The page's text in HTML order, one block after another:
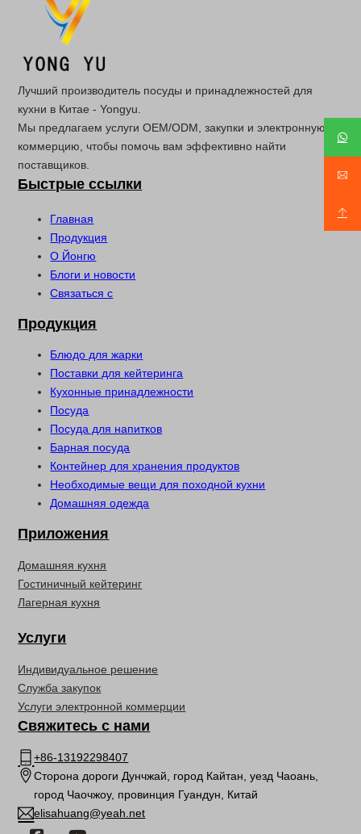
Лучший производитель посуды и принадлежностей для
кухни в Китае - Yongyu.
Мы предлагаем услуги OEM/ODM, закупки и электронную
коммерцию, чтобы помочь вам эффективно найти
поставщиков.
Быстрые ссылки
Главная
Продукция
О Йонгю
Блоги и новости
Связаться с
Продукция
Блюдо для жарки
Поставки для кейтеринга
Кухонные принадлежности
Посуда
Посуда для напитков
Барная посуда
Контейнер для хранения продуктов
Необходимые вещи для походной кухни
Домашняя одежда
Приложения
Домашняя кухня
Гостиничный кейтеринг
Лагерная кухня
Услуги
Индивидуальное решение
Служба закупок
Услуги электронной коммерции
Свяжитесь с нами
+86-13192298407
Сторона дороги Дунчжай, город Кайтан, уезд Чаоань,
город Чаочжоу, провинция Гуандун, Китай
elisahuang@yeah.net